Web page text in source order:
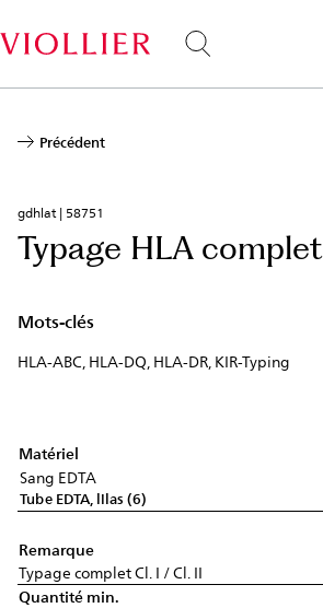
au
contenu
Précédent
gdhlat | 58751
Typage HLA complet
Mots-clés
HLA-ABC, HLA-DQ, HLA-DR, KIR-Typing
Matériel
Sang EDTA
Tube EDTA, lilas (6)
Remarque
Typage complet Cl. I / Cl. II
Quantité min.